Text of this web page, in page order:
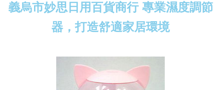
義烏市妙思日用百貨商行 專業濕度調節
器，打造舒適家居環境